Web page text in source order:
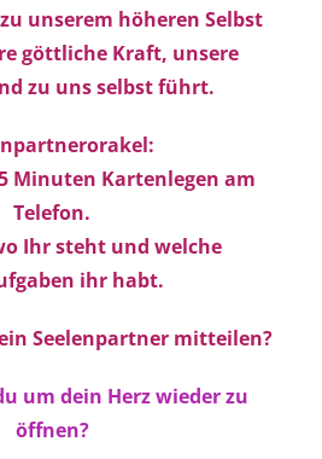
unserem höheren Selbst
göttliche Kraft, unsere
zu uns selbst führt.
Minuten Kartenlegen am
Telefon.
Ihr steht und welche
ihr habt.
Seelenpartner mitteilen?
um dein Herz wieder zu
öffnen?